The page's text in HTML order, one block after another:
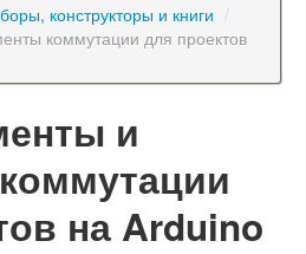
конструкторы и книги /
коммутации для проектов
и
на Arduino